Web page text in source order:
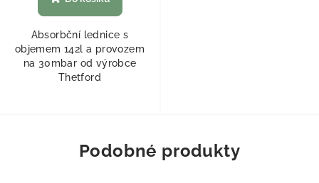
Absorbční lednice s
objemem 142l a provozem
na 30mbar od výrobce
Thetford
Podobné produkty